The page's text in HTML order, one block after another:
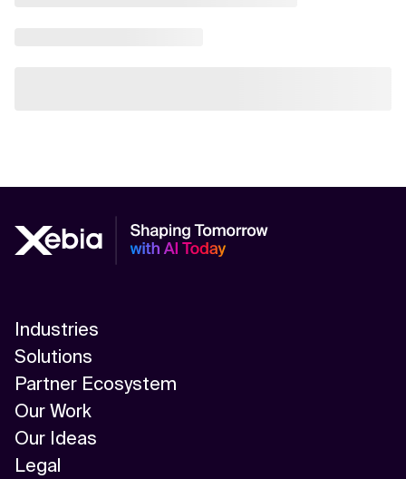
Industries
Solutions
Partner Ecosystem
Our Work
Our Ideas
Legal